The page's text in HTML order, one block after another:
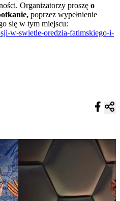
Organizatorzy proszę o
poprzez wypełnienie
się w tym miejscu:
w-swietle-oredzia-fatimskiego-i-